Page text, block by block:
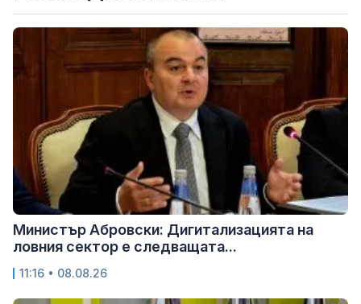
Министър Абровски: Дигитализацията на
ловния сектор е следващата...
11:16 • 08.08.26